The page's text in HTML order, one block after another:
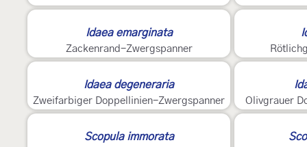
Idaea emarginata
Zackenrand-Zwergspanner
Idaea degeneraria
Zweifarbiger Doppellinien-Zwergspanner Olivgrauer
Scopula immorata